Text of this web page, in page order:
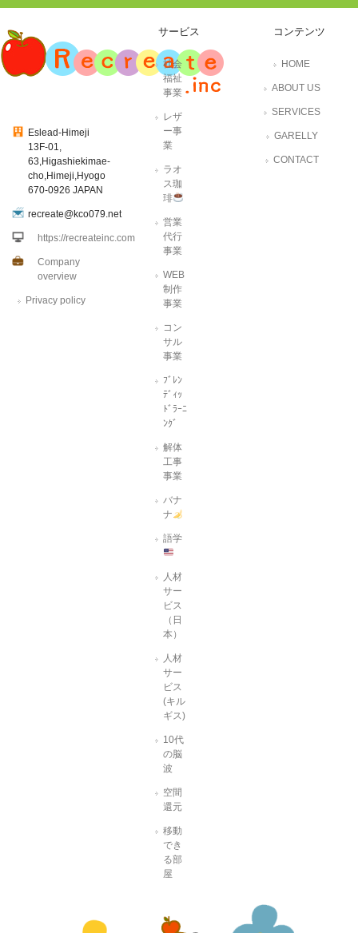
Eslead-Himeji
13F-01,
63,Higashiekimae-
cho,Himeji,Hyogo
670-0926 JAPAN
recreate@kco079.net
https://recreateinc.com
Company
overview
Privacy policy
サービス
社会
福祉
事業
レザ
ー事
業
ラオ
ス珈
琲
営業
代行
事業
WEB
制作
事業
コン
サル
事業
ﾌﾞﾚﾝ
ﾃﾞｨｯ
ﾄﾞﾗｰﾆ
ﾝｸﾞ
解体
工事
事業
バナ
ナ
語学
人材
サー
ビス
（日
本）
人材
サー
ビス
(キル
ギス)
10代
の脳
波
空間
還元
移動
でき
る部
屋
コンテンツ
HOME
ABOUT US
SERVICES
GARELLY
CONTACT